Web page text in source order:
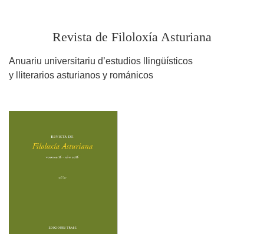
Revista de Filoloxía Asturiana
Anuariu universitariu d’estudios llingüísticos
y lliterarios asturianos y románicos